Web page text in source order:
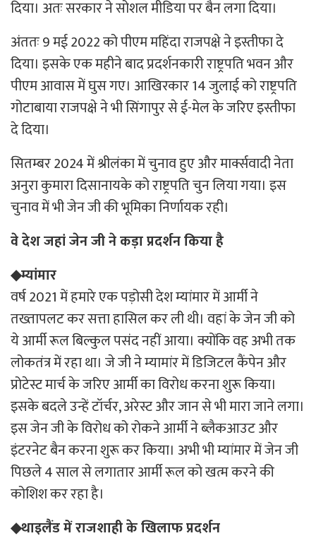
दिया। अतः सरकार ने सोशल मीडिया पर बैन लगा दिया।
अंततः 9 मई 2022 को पीएम महिंदा राजपक्षे ने इस्तीफा दे
दिया। इसके एक महीने बाद प्रदर्शनकारी राष्ट्रपति भवन और
पीएम आवास में घुस गए। आखिरकार 14 जुलाई को राष्ट्रपति
गोटाबाया राजपक्षे ने भी सिंगापुर से ई-मेल के जरिए इस्तीफा
दे दिया।
सितम्बर 2024 में श्रीलंका में चुनाव हुए और मार्क्सवादी नेता
अनुरा कुमारा दिसानायके को राष्ट्रपति चुन लिया गया। इस
चुनाव में भी जेन जी की भूमिका निर्णायक रही।
वे देश जहां जेन जी ने कड़ा प्रदर्शन किया है
◆म्यांमार
वर्ष 2021 में हमारे एक पड़ोसी देश म्यांमार में आर्मी ने
तख्तापलट कर सत्ता हासिल कर ली थी। वहां के जेन जी को
ये आर्मी रूल बिल्कुल पसंद नहीं आया। क्योंकि वह अभी तक
लोकतंत्र में रहा था। जे जी ने म्यामांर में डिजिटल कैंपेन और
प्रोटेस्ट मार्च के जरिए आर्मी का विरोध करना शुरू किया।
इसके बदले उन्हें टॉर्चर, अरेस्ट और जान से भी मारा जाने लगा।
इस जेन जी के विरोध को रोकने आर्मी ने ब्लैकआउट और
इंटरनेट बैन करना शुरू कर किया। अभी भी म्यांमार में जेन जी
पिछले 4 साल से लगातार आर्मी रूल को खत्म करने की
कोशिश कर रहा है।
◆थाइलैंड में राजशाही के खिलाफ प्रदर्शन